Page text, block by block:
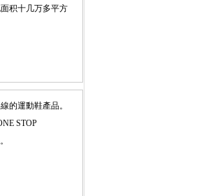
积十几万多平方
的運動鞋產品。
STOP